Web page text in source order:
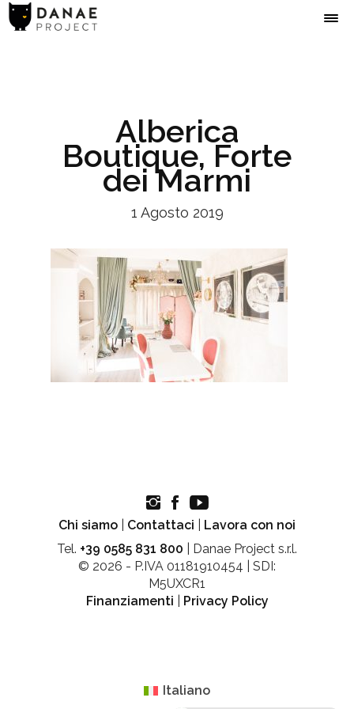
Alberica
Boutique, Forte
dei Marmi
1 Agosto 2019
Chi siamo Contattaci
Lavora con noi
Tel. +39 0585 831 800 | Danae Project s.r.l.
© 2026 - P.IVA 01181910454 | SDI:
M5UXCR1
Finanziamenti
Privacy Policy
Italiano